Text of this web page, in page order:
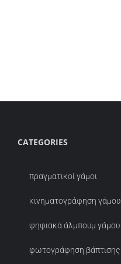
CATEGORIES
πραγματικοί γάμοι
κινηματογράφηση γάμου
ψηφιακά άλμπουμ γάμου
φωτογράφηση βάπτισης